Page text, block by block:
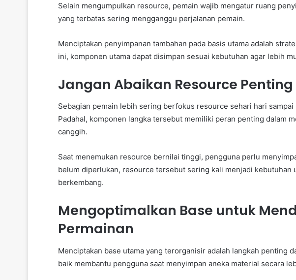
Selain mengumpulkan resource, pemain wajib mengatur ruang
yang terbatas sering mengganggu perjalanan pemain.
Menciptakan penyimpanan tambahan pada basis utama adalah
ini, komponen utama dapat disimpan sesuai kebutuhan agar lebih
Jangan Abaikan Resource
Sebagian pemain lebih sering berfokus resource sehari hari sampai
Padahal, komponen langka tersebut memiliki peran penting dalam
canggih.
Saat menemukan resource bernilai tinggi, pengguna perlu
belum diperlukan, resource tersebut sering kali menjadi kebutuhan
berkembang.
Mengoptimalkan Base untuk
Permainan
Menciptakan base utama yang terorganisir adalah langkah penting
baik membantu pengguna saat menyimpan aneka material secara